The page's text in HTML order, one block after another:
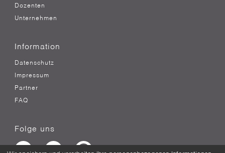
Dozenten
Unternehmen
Information
Datenschutz
Impressum
Partner
FAQ
Folge uns